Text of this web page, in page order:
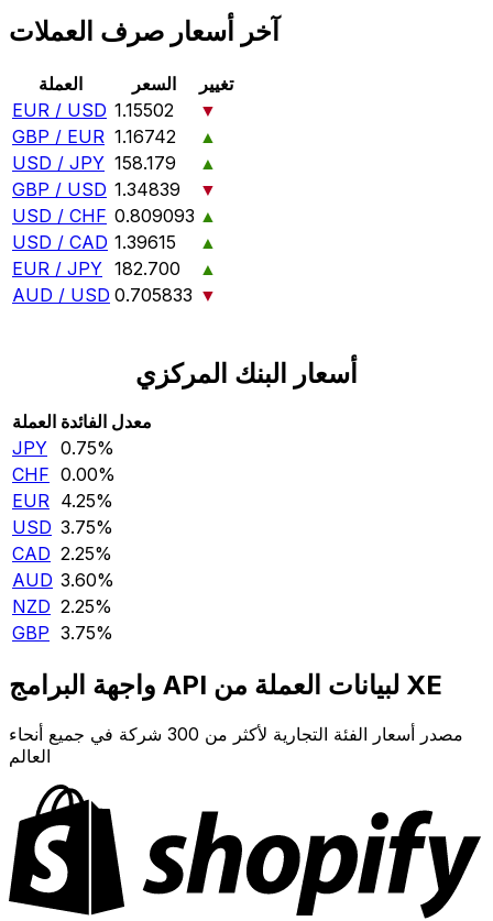
آخر أسعار صرف العملات
العملة السعر
تغيير
EUR / USD 1.15502
▼
GBP / EUR 1.16742
▲
USD / JPY 158.179
▲
GBP / USD 1.34839
▼
USD / CHF 0.809093 ▲
USD / CAD 1.39615
▲
EUR / JPY 182.700
▲
AUD / USD 0.705833 ▼
أسعار البنك المركزي
العملة معدل الفائدة
JPY 0.75‎%‎
CHF 0.00‎%‎
EUR 4.25‎%‎
USD 3.75‎%‎
CAD 2.25‎%‎
AUD 3.60‎%‎
NZD 2.25‎%‎
GBP 3.75‎%‎
واجهة البرامج API لبيانات العملة من XE
مصدر أسعار الفئة التجارية لأكثر من 300 شركة في جميع أنحاء
العالم